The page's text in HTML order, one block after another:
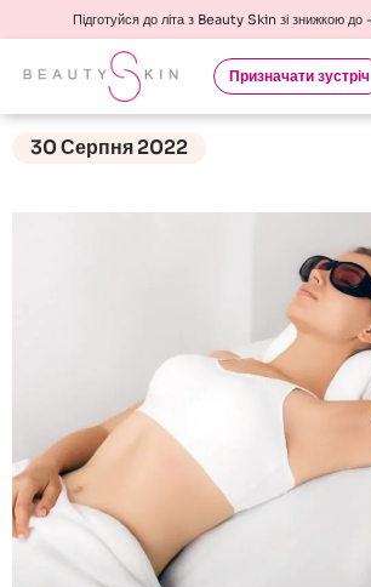
Підготуйся до літа з Beauty Skin зі знижкою
Призначати зустріч
30 Серпня 2022